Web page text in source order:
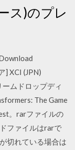
ス)のプレ
] XCI (JPN)
ムドロップディ
The Game
。rarファイルの
ファイルはrarで
切れている場合は